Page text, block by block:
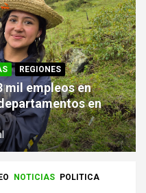
REGIONES
mil empleos en
en
NOTICIAS
POLITICA